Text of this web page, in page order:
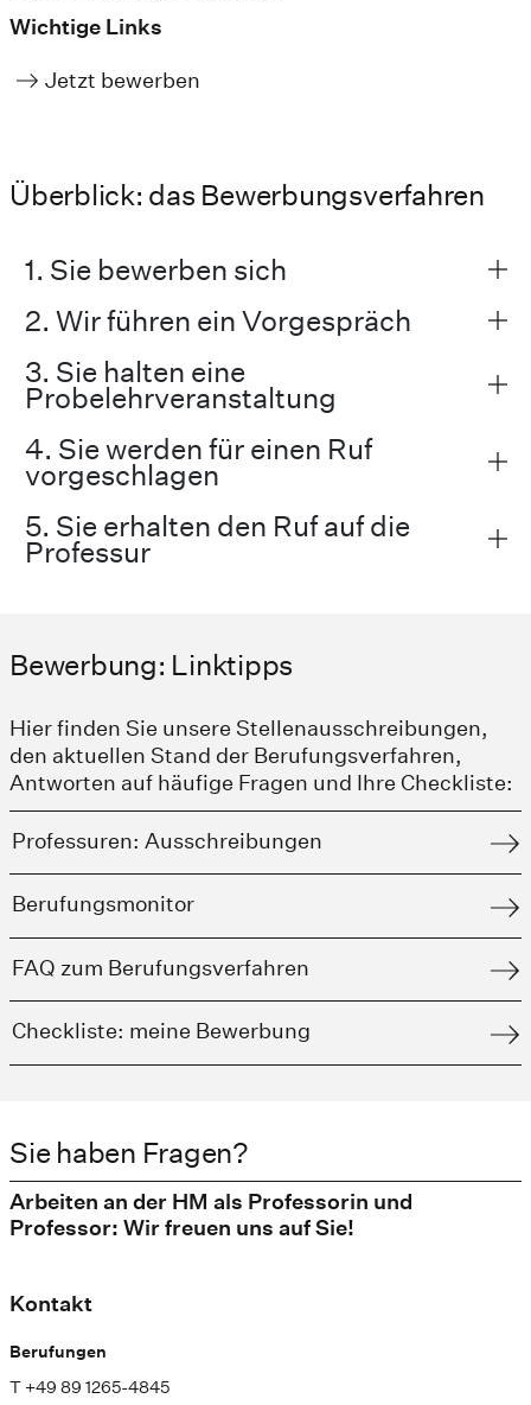
Wichtige Links
Jetzt bewerben
Überblick: das Bewerbungsverfahren
1. Sie bewerben sich
2. Wir führen ein Vorgespräch
3. Sie halten eine
Probelehrveranstaltung
4. Sie werden für einen Ruf
vorgeschlagen
5. Sie erhalten den Ruf auf die
Professur
Bewerbung: Linktipps
Hier finden Sie unsere Stellenausschreibungen,
den aktuellen Stand der Berufungsverfahren,
Antworten auf häufige Fragen und Ihre Checkliste:
Professuren: Ausschreibungen
Berufungsmonitor
FAQ zum Berufungsverfahren
Checkliste: meine Bewerbung
Sie haben Fragen?
Arbeiten an der HM als Professorin und
Professor: Wir freuen uns auf Sie!
Kontakt
Berufungen
T +49 89 1265-4845